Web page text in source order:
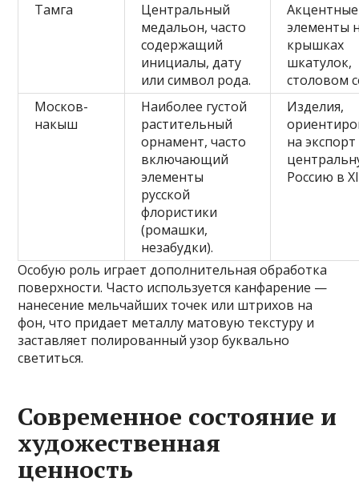
Тамга
Центральный
медальон, часто
содержащий
инициалы, дату
или символ рода.
Акцентные
элементы
крышках
шкатулок,
столовом
Москов-
накыш
Наиболее густой
растительный
орнамент, часто
включающий
элементы
русской
флористики
(ромашки,
незабудки).
Изделия,
на
Россию в
Особую роль играет дополнительная обработка
поверхности. Часто используется канфарение —
нанесение мельчайших точек или штрихов на
фон, что придает металлу матовую текстуру и
заставляет полированный узор буквально
светиться.
Современное состояние и
художественная
ценность